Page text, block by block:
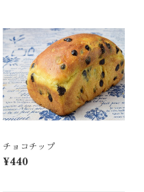
チョコチップ
¥440